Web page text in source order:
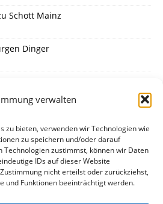
verwalten
zu bieten, verwenden wir Technologien wie
zu speichern und/oder darauf
Technologien zustimmst, können wir Daten
IDs auf dieser Website
nicht erteilst oder zurückziehst,
und Funktionen beeinträchtigt werden.
Schott Mainz
Dinger
tickt Björn!